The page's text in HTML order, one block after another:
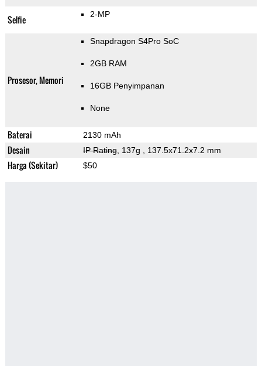
Selfie 2-MP
Prosesor, Memori
Snapdragon S4Pro SoC
2GB RAM
16GB Penyimpanan
None
Baterai 2130 mAh
Desain IP Rating, 137g , 137.5x71.2x7.2 mm
Harga (Sekitar) $50